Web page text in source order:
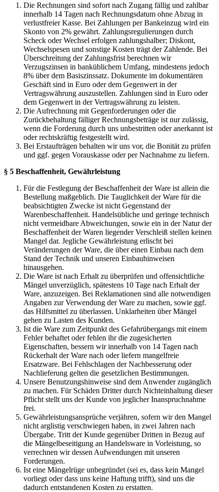
Die Rechnungen sind sofort nach Zugang fällig und zahlbar
innerhalb 14 Tagen nach Rechnungsdatum ohne Abzug in
verlustfreier Kasse. Bei Zahlungen per Bankeinzug wird ein
Skonto von 2% gewährt. Zahlungsregulierungen durch
Scheck oder Wechsel erfolgen zahlungshalber; Diskont,
Wechselspesen und sonstige Kosten trägt der Zahlende. Bei
Überschreitung der Zahlungsfrist berechnen wir
Verzugszinsen in banküblichem Umfang, mindestens jedoch
8% über dem Basiszinssatz. Dokumente im dokumentären
Geschäft sind in Euro oder dem Gegenwert in der
Vertragswährung auszustellen. Zahlungen sind in Euro oder
dem Gegenwert in der Vertragswährung zu leisten.
Die Aufrechnung mit Gegenforderungen oder die
Zurückbehaltung fälliger Rechnungsbeträge ist nur zulässig,
wenn die Forderung durch uns unbestritten oder anerkannt ist
oder rechtskräftig festgestellt wird.
Bei Erstaufträgen behalten wir uns vor, die Bonität zu prüfen
und ggf. gegen Vorauskasse oder per Nachnahme zu liefern.
§ 5 Beschaffenheit, Gewährleistung
Für die Festlegung der Beschaffenheit der Ware ist allein die
Bestellung maßgeblich. Die Tauglichkeit der Ware für die
beabsichtigten Zwecke ist nicht Gegenstand der
Warenbeschaffenheit. Handelsübliche und geringe technisch
nicht vermeidbare Abweichungen, sowie ein in der Natur der
Beschaffenheit der Waren liegender Verschleiß stellen keinen
Mangel dar. Jegliche Gewährleistung erlischt bei
Veränderungen der Ware, die über einen Einbau nach dem
Stand der Technik und unseren Einbauhinweisen
hinausgehen.
Die Ware ist nach Erhalt zu überprüfen und offensichtliche
Mängel unverzüglich, spätestens 10 Tage nach Erhalt der
Ware, anzuzeigen. Bei Reklamationen sind alle notwendigen
Angaben zur Verwendung der Ware zu machen, sowie ggf.
das Hilfsmittel zu überlassen. Unklarheiten über Mängel
gehen zu Lasten des Kunden.
Ist die Ware zum Zeitpunkt des Gefahrübergangs mit einem
Fehler behaftet oder fehlen ihr die zugesicherten
Eigenschaften, bessern wir innerhalb von 14 Tagen nach
Rückerhalt der Ware nach oder liefern mangelfreie
Ersatzware. Bei Fehlschlagen der Nachbesserung oder
Nachlieferung gelten die gesetzlichen Bestimmungen.
Unsere Benutzungshinweise sind dem Anwender zugänglich
zu machen. Für Schäden Dritter durch Nichteinhaltung dieser
Pflicht stellt uns der Kunde von jeglicher Inanspruchnahme
frei.
Gewährleistungsansprüche verjähren, sofern wir den Mangel
nicht arglistig verschwiegen haben, in zwei Jahren nach
Übergabe. Tritt der Kunde gegenüber Dritten in Bezug auf
die Mängelbeseitigung an Handelsware in Vorleistung, so
verrechnen wir dessen Aufwendungen mit unseren
Forderungen.
Ist eine Mängelrüge unbegründet (sei es, dass kein Mangel
vorliegt oder dass uns keine Haftung trifft), sind uns die
dadurch entstandenen Kosten zu erstatten.